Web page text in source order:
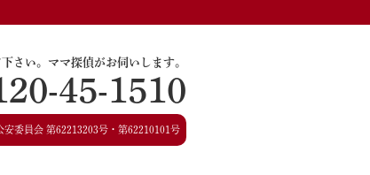
さい。 ママ探偵がお伺いします。
45-1510
安委員会 第62213203号・第62210101号